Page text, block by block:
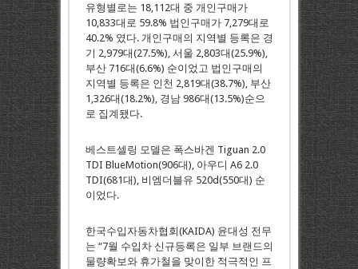
유형별로는 18,112대 중 개인구매가
10,833대로 59.8% 법인구매가 7,279대로
40.2% 였다. 개인구매의 지역별 등록은 경
기 2,979대(27.5%), 서울 2,803대(25.9%),
부산 716대(6.6%) 순이었고 법인구매의
지역별 등록은 인천 2,819대(38.7%), 부산
1,326대(18.2%), 경남 986대(13.5%)순으
로 집계됐다.
베스트셀링 모델은 폭스바겐 Tiguan 2.0
TDI BlueMotion(906대), 아우디 A6 2.0
TDI(681대), 비엠더블유 520d(550대) 순
이었다.
한국수입자동차협회(KAIDA) 윤대성 전무
는 “7월 수입차 신규등록은 일부 브랜드의
물량확보와 휴가철을 맞이한 적극적인 프